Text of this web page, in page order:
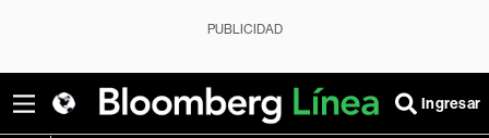
PUBLICIDAD
Ingresar